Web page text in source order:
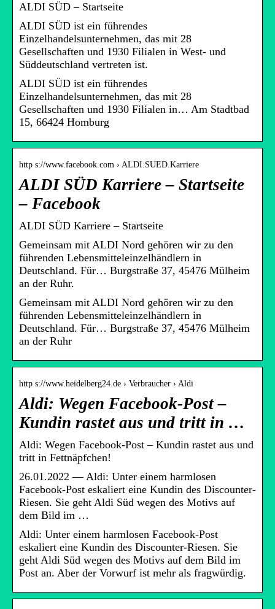
ALDI SÜD – Startseite
ALDI SÜD ist ein führendes
Einzelhandelsunternehmen, das mit 28
Gesellschaften und 1930 Filialen in West- und
Süddeutschland vertreten ist.
ALDI SÜD ist ein führendes
Einzelhandelsunternehmen, das mit 28
Gesellschaften und 1930 Filialen in… Am Stadtbad
15, 66424 Homburg
http s://www.facebook.com › ALDI.SUED.Karriere
ALDI SÜD Karriere – Startseite
– Facebook
ALDI SÜD Karriere – Startseite
Gemeinsam mit ALDI Nord gehören wir zu den
führenden Lebensmitteleinzelhändlern in
Deutschland. Für… Burgstraße 37, 45476 Mülheim
an der Ruhr.
Gemeinsam mit ALDI Nord gehören wir zu den
führenden Lebensmitteleinzelhändlern in
Deutschland. Für… Burgstraße 37, 45476 Mülheim
an der Ruhr
http s://www.heidelberg24.de › Verbraucher › Aldi
Aldi: Wegen Facebook-Post –
Kundin rastet aus und tritt in …
Aldi: Wegen Facebook-Post – Kundin rastet aus und
tritt in Fettnäpfchen!
26.01.2022 — Aldi: Unter einem harmlosen
Facebook-Post eskaliert eine Kundin des Discounter-
Riesen. Sie geht Aldi Süd wegen des Motivs auf
dem Bild im …
Aldi: Unter einem harmlosen Facebook-Post
eskaliert eine Kundin des Discounter-Riesen. Sie
geht Aldi Süd wegen des Motivs auf dem Bild im
Post an. Aber der Vorwurf ist mehr als fragwürdig.